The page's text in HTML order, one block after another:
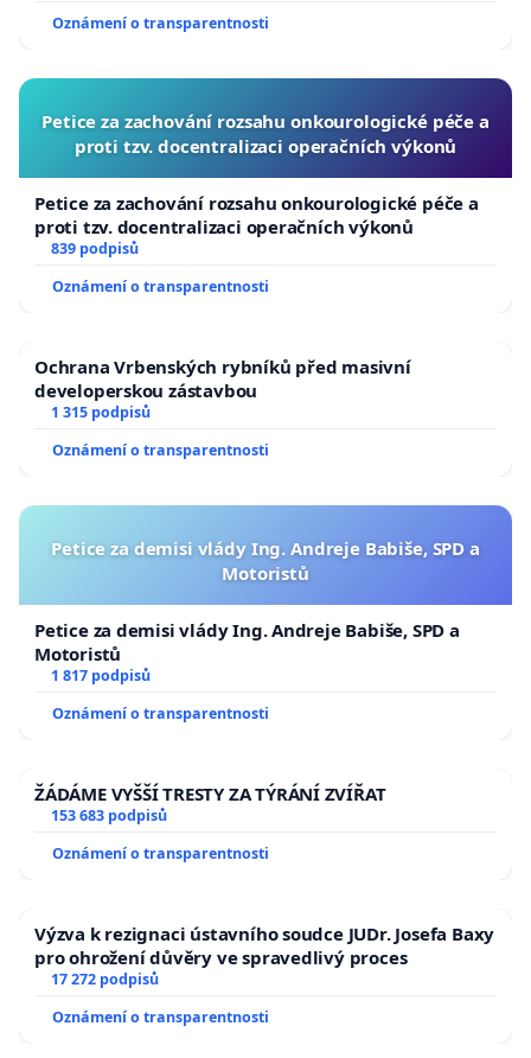
republiky
Oznámení o transparentnosti
Petice za zachování rozsahu onkourologické péče a
proti tzv. docentralizaci operačních výkonů
Petice za zachování rozsahu onkourologické péče a
proti tzv. docentralizaci operačních výkonů
839 podpisů
Oznámení o transparentnosti
Ochrana Vrbenských rybníků před masivní
developerskou zástavbou
1 315 podpisů
Oznámení o transparentnosti
Petice za demisi vlády Ing. Andreje Babiše, SPD a
Motoristů
Petice za demisi vlády Ing. Andreje Babiše, SPD a
Motoristů
1 817 podpisů
Oznámení o transparentnosti
ŽÁDÁME VYŠŠÍ TRESTY ZA TÝRÁNÍ ZVÍŘAT
153 683 podpisů
Oznámení o transparentnosti
Výzva k rezignaci ústavního soudce JUDr. Josefa Baxy
pro ohrožení důvěry ve spravedlivý proces
17 272 podpisů
Oznámení o transparentnosti